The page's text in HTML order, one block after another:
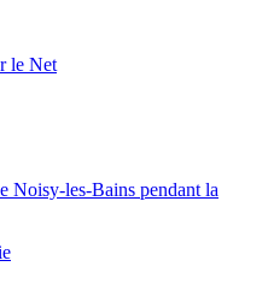
le Net
Noisy-les-Bains pendant la